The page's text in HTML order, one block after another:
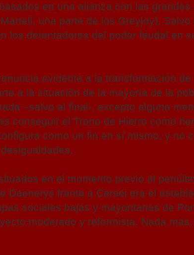
en una alianza con las grandes
una parte de los Greyjoy). Salvo
los detentadores del poder feudal en
evidente a la transformación de
a la situación de la mayoría de la
–salvo al final-, excepto alguna
conseguir el Trono de Hierro como
como un fin en sí mismo, y no
en el momento previo al
Daenerys frente a Cersei era el
sociales bajas y mayoritarias de
moderado y reformista. Nada